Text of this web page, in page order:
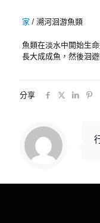
家 /溯河洄游魚類
魚類在淡水中開始生
長大成成魚，然後洄
分享